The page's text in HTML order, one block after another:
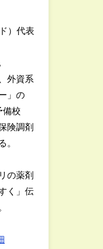
）代表
外資系
」の
備校
険調剤
の薬剤
く」伝